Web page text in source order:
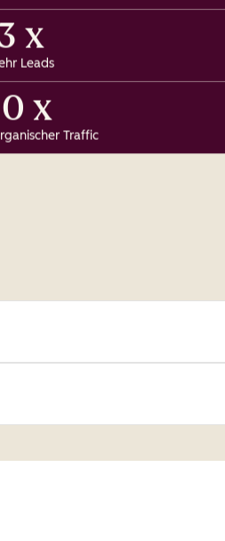
3 x
Leads
x
Traffic